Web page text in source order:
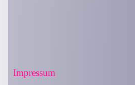
Impressum